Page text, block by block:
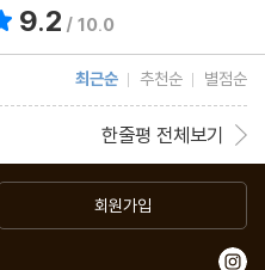
9.2 / 10.0
최근순 추천순 별점순
한줄평 전체보기
회원가입